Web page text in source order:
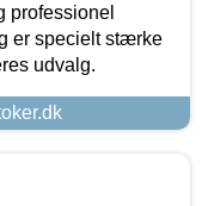
professionel
er specielt stærke
udvalg.